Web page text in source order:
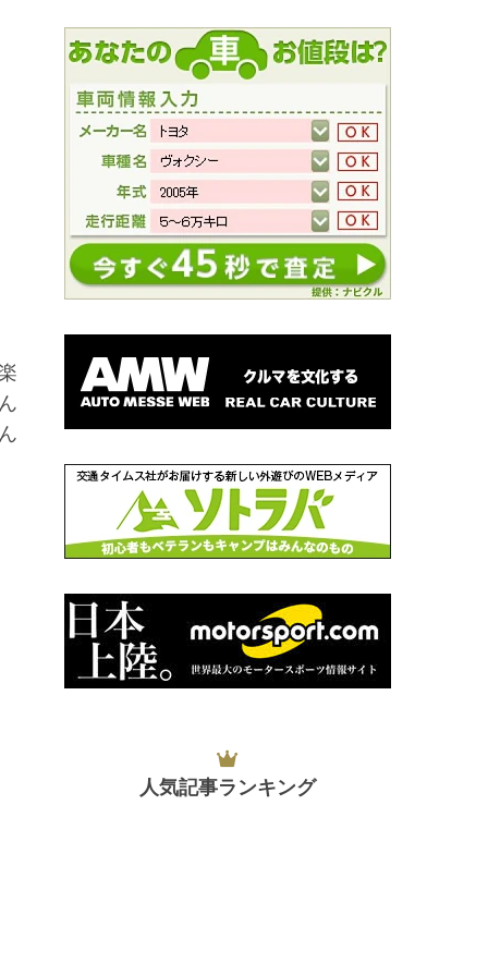
人気記事ランキング